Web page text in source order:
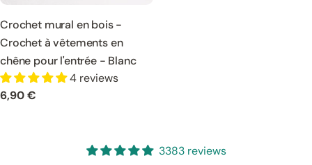
Crochet mural en bois -
Crochet à vêtements en
chêne pour l'entrée - Blanc
4 reviews
Prix
6,90 €
3383 reviews